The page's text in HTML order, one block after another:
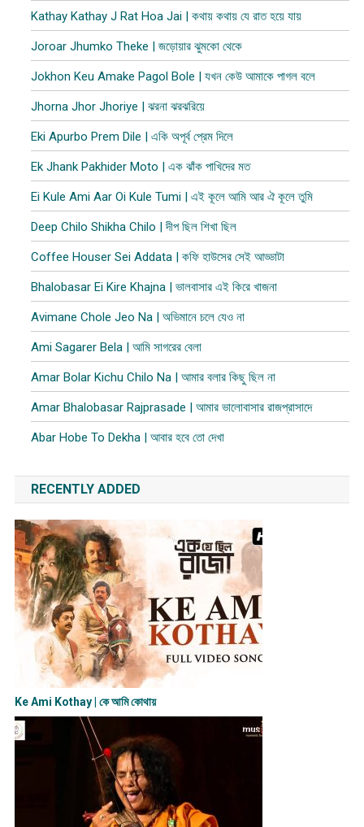
Kathay Kathay J Rat Hoa Jai | কথায় কথায় যে রাত হয়ে যায়
Joroar Jhumko Theke | জড়োয়ার ঝুমকো থেকে
Jokhon Keu Amake Pagol Bole | যখন কেউ আমাকে পাগল বলে
Jhorna Jhor Jhoriye | ঝরনা ঝরঝরিয়ে
Eki Apurbo Prem Dile | একি অপূর্ব প্রেম দিলে
Ek Jhank Pakhider Moto | এক ঝাঁক পাখিদের মত
Ei Kule Ami Aar Oi Kule Tumi | এই কূলে আমি আর ঐ কূলে তুমি
Deep Chilo Shikha Chilo | দীপ ছিল শিখা ছিল
Coffee Houser Sei Addata | কফি হাউসের সেই আড্ডাটা
Bhalobasar Ei Kire Khajna | ভালবাসার এই কিরে খাজনা
Avimane Chole Jeo Na | অভিমানে চলে যেও না
Ami Sagarer Bela | আমি সাগরের বেলা
Amar Bolar Kichu Chilo Na | আমার বলার কিছু ছিল না
Amar Bhalobasar Rajprasade | আমার ভালোবাসার রাজপ্রাসাদে
Abar Hobe To Dekha | আবার হবে তো দেখা
RECENTLY ADDED
Ke Ami Kothay | কে আমি কোথায়